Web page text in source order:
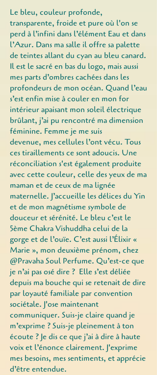
Le bleu, couleur profonde,
transparente, froide et pure où l'on se
perd à l’infini dans l’élément Eau et dans
l’Azur. Dans ma salle il offre sa palette
de teintes allant du cyan au bleu canard.
Il est le sacré en bas du logo, mais aussi
mes parts d’ombres cachées dans les
profondeurs de mon océan. Quand l’eau
s’est enfin mise à couler en mon for
intérieur apaisant mon soleil électrique
brûlant, j’ai pu rencontré ma dimension
féminine. Femme je me suis
devenue, mes cellules l’ont vécu. Tous
ces tiraillements ce sont adoucis. Une
réconciliation s'est également produite
avec cette couleur, celle des yeux de ma
maman et de ceux de ma lignée
maternelle. J’accueille les délices du Yin
et de mon magnétisme symbole de
douceur et sérénité. Le bleu c’est le
5ème Chakra Vishuddha celui de la
gorge et de l’ouïe. C’est aussi l’Élixir «
Marie », mon deuxième prénom, chez
@Pravaha Soul Perfume. Qu’est-ce que
je n’ai pas osé dire ? Elle s’est déliée
depuis ma bouche qui se retenait de dire
par loyauté familiale par convention
sociétale. J'ose maintenant
communiquer. Suis-je claire quand je
m’exprime ? Suis-je pleinement à ton
écoute ? Je dis ce que j’ai à dire à haute
voix et l’énonce clairement. J'exprime
mes besoins, mes sentiments, et apprécie
d’être entendue.